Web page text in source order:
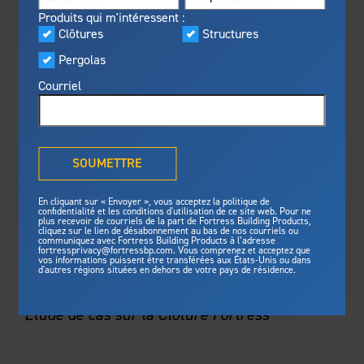
Produits qui m'intéressent :
Clôtures
Structures
Pergolas
Courriel
SOUMETTRE
En cliquant sur « Envoyer », vous acceptez la politique de
confidentialité et les conditions d'utilisation de ce site web. Pour ne
plus recevoir de courriels de la part de Fortress Building Products,
cliquez sur le lien de désabonnement au bas de nos courriels ou
communiquez avec Fortress Building Products à l’adresse
fortressprivacy@fortressbp.com. Vous comprenez et acceptez que
vos informations puissent être transférées aux États-Unis ou dans
d'autres régions situées en dehors de votre pays de résidence.
En vedette
Fabriqué pour la sécurité
Fortress
contre les tempêtes et des
tranquilité d’esprit de longue
durée.
Voyez pourquoi nous sommes
Structures
Structure d'acier pour terrasse
Clôtures
Outdurable Living
Actualités et médias
Visualiseur
Galerie
Fortress Master Class
ÉTUDE DE CAS
SUR MEDLINE
Étude de cas sur la Clôture Fortress